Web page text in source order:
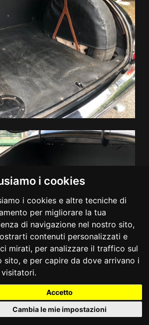
i cookies
i cookies e altre tecniche di
per migliorare la tua
di navigazione nel nostro sito,
contenuti personalizzati e
mirati, per analizzare il traffico sul
sito, e per capire da dove arrivano i
Accetto
Cambia le mie impostazioni